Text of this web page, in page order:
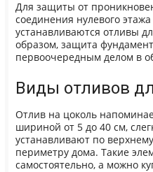
Для защиты от
соединения нулевого
устанавливаются отливы
образом, защита
первоочередным делом в
Виды отливов
Отлив на цоколь
шириной от 5 до 40 см,
устанавливают по
периметру дома. Такие
самостоятельно, а можно